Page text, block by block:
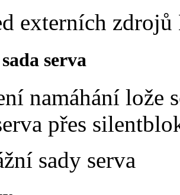
externích zdrojů
serva
namáhání lože
přes
sady serva